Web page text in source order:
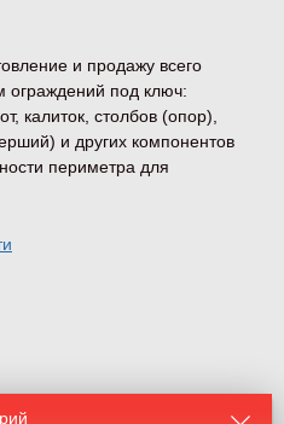
и продажу всего
ограждений под ключ:
калиток, столбов (опор),
и других компонентов
периметра для